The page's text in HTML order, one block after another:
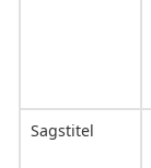
Sagstitel